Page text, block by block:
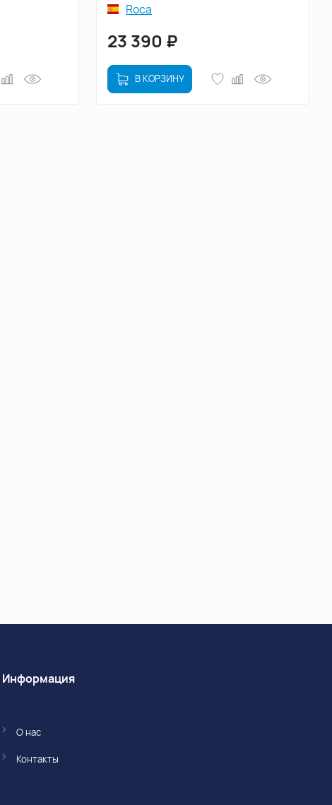
Roca
23 390 ₽
В КОРЗИНУ
Информация
О нас
Контакты